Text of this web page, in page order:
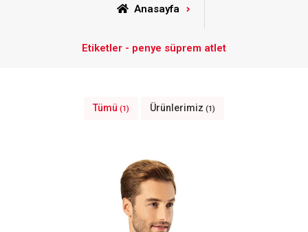
Anasayfa
Etiketler - penye süprem atlet
Tümü (1) Ürünlerimiz (1)